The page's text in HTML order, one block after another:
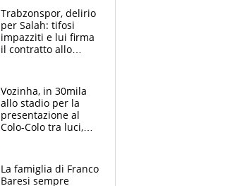
Trabzonspor, delirio
per Salah: tifosi
impazziti e lui firma
il contratto allo
Vozinha, in 30mila
allo stadio per la
presentazione al
Colo-Colo tra luci,
La famiglia di Franco
Baresi sempre